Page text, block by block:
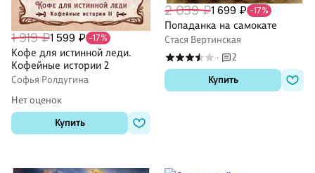
1 919 ₽1 599 ₽ -17%
Кофе для истинной леди.
Кофейные истории 2
Софья Ролдугина
Нет оценок
Купить
2 039 ₽1 699 ₽ -17%
Попаданка на самокате
Стася Вертинская
·
2
Купить